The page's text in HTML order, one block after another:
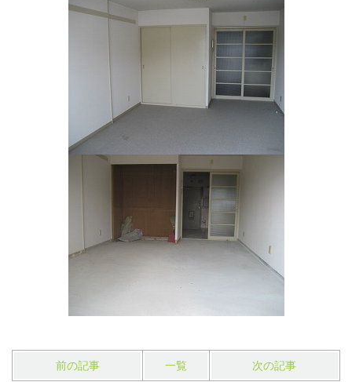
前の記事 一覧 次の記事